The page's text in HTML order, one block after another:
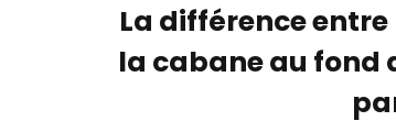
La différence
la cabane au fond